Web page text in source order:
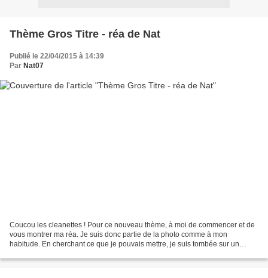
Thème Gros Titre - réa de Nat
Publié le 22/04/2015 à 14:39
Par Nat07
Coucou les cleanettes ! Pour ce nouveau thème, à moi de commencer et de
vous montrer ma réa. Je suis donc partie de la photo comme à mon
habitude. En cherchant ce que je pouvais mettre, je suis tombée sur un